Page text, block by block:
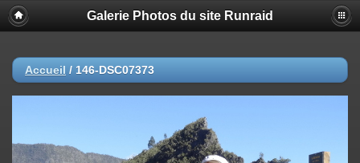
Galerie Photos du site Runraid
Accueil / 146-DSC07373